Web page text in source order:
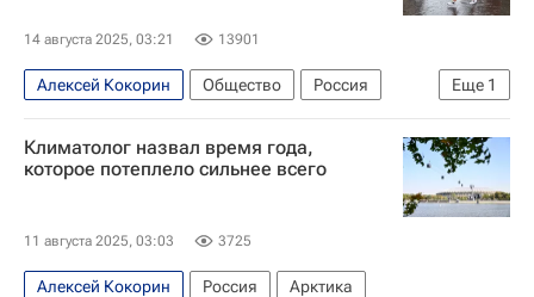
14 августа 2025, 03:21 13901
Еще 1
Алексей Кокорин Общество
Россия
Гидрометцентр
Климатолог назвал время года,
которое потеплело сильнее всего
11 августа 2025, 03:03 3725
Алексей Кокорин Россия Арктика